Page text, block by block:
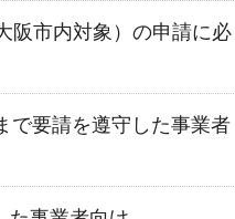
阪市内対象）の申請に必
で要請を遵守した事業者